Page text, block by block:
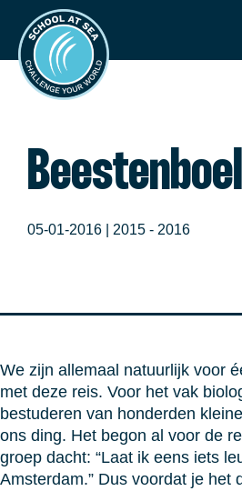
naar
inhoud
School
at
Sea
Beestenboel
05-01-2016 | 2015 - 2016
We zijn allemaal natuurlijk voor
met deze reis. Voor het vak
bestuderen van honderden
ons ding. Het begon al voor de
groep dacht: “Laat ik eens iets
Amsterdam.” Dus voordat je het